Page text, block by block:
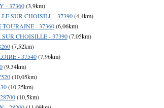
- 37360(3,9km)
SUR CHOISILL - 37390(4,4km)
TOURAINE - 37360(6,06km)
CHOISILLE - 37390(7,05km)
(7,52km)
- 37540(7,96km)
(9,34km)
(10,05km)
(10,25km)
(10,5km)